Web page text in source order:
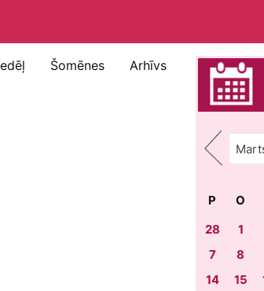
Šomēnes Arhīvs
P O
28
1
7
8
14
15